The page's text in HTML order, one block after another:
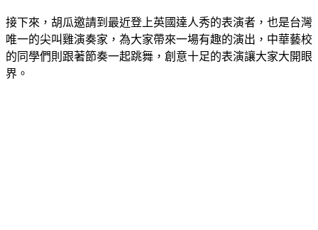
唯一的尖叫雞演奏家，為大家帶來一場有趣的演出，中華藝校
的同學們則跟著節奏一起跳舞，創意十足的表演讓大家大開眼
界。